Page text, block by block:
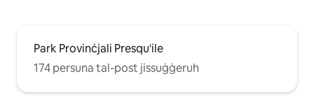
Park Provinċjali Presqu'ile
174 persuna tal-post jissuġġeruh